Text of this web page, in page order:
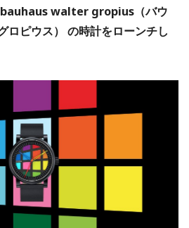
bauhaus walter gropius（バウ
ロピウス） の時計をローンチし